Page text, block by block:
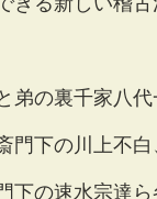
の裏千家八
門下の川上不
下の速水宗達